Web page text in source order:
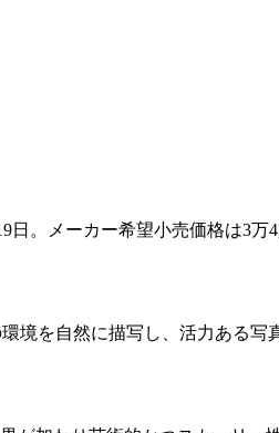
。メーカー希望小売価格は3万
境を自然に描写し、活力ある写